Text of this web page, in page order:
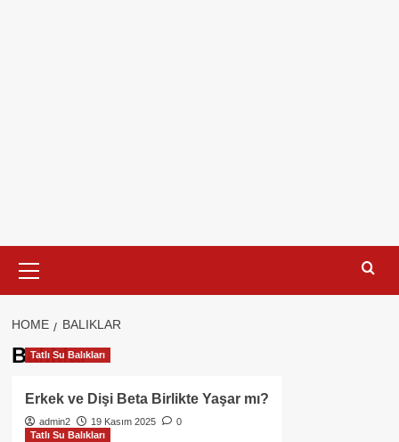
Menu
HOME BALIKLAR
Balıklar
Tatlı Su Balıkları
Erkek ve Dişi Beta Birlikte Yaşar mı?
admin2 19 Kasım 2025
0
Tatlı Su Balıkları